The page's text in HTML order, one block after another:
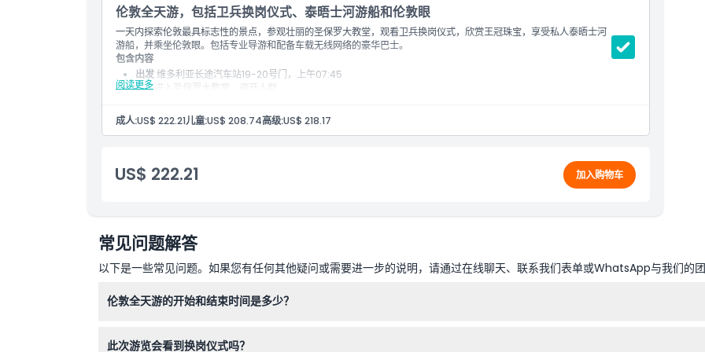
取消政策
伦敦全天游，包括卫兵换岗仪式、泰晤士河游船和伦敦眼
一天内探索伦敦最具标志性的景点，参观壮丽的圣保罗大教堂，观看卫兵换岗仪式，欣赏王冠珠宝，享受私人泰晤士河
游船，并乘坐伦敦眼。包括专业导游和配备车载无线网络的豪华巴士。
阅读更多
包含内容
出发维多利亚长途汽车站19-20号门，上午07:45
优先进入圣保罗大教堂，避开人群
停靠白金汉宫外，观赏卫兵换岗仪式（视当日安排而定）
自由午餐时间（不含餐食）
乘坐伦敦眼，享受全景旋转
返回伦敦眼附近，约下午04:30
成人:US$ 222.21儿童:US$ 208.74高级:US$ 218.17
US$ 222.21 加入购物车
常见问题解答
以下是一些常见问题。如果您有任何其他疑问或需要进一步的说明，请通过在线聊天、联系我们表单或WhatsApp与我们的团
伦敦全天游的开始和结束时间是多少？
此次游览会看到换岗仪式吗？